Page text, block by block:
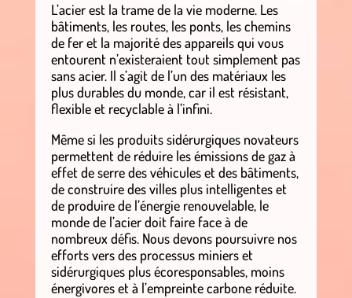
L’acier est la trame de la vie moderne. Les
bâtiments, les routes, les ponts, les chemins
de fer et la majorité des appareils qui vous
entourent n’existeraient tout simplement pas
sans acier. Il s’agit de l’un des matériaux les
plus durables du monde, car il est résistant,
flexible et recyclable à l’infini.
Même si les produits sidérurgiques novateurs
permettent de réduire les émissions de gaz à
effet de serre des véhicules et des bâtiments,
de construire des villes plus intelligentes et
de produire de l’énergie renouvelable, le
monde de l’acier doit faire face à de
nombreux défis. Nous devons poursuivre nos
efforts vers des processus miniers et
sidérurgiques plus écoresponsables, moins
énergivores et à l’empreinte carbone réduite.